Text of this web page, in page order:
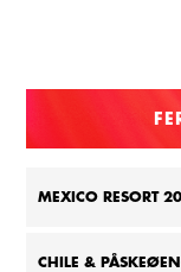
MEXICO RESORT
CHILE &